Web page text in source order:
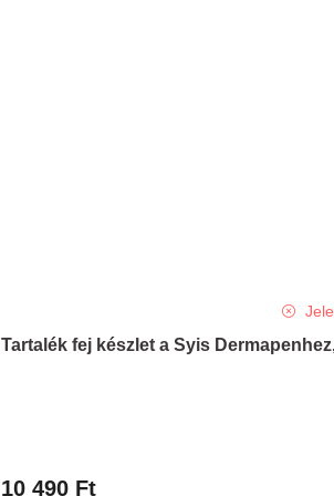
Tartalék fej készlet a Syis
10 490 Ft